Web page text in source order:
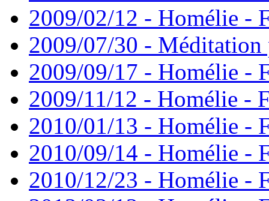
2009/02/12 - Homélie -
2009/07/30 - Méditation
2009/09/17 - Homélie -
2009/11/12 - Homélie -
2010/01/13 - Homélie -
2010/09/14 - Homélie -
2010/12/23 - Homélie -